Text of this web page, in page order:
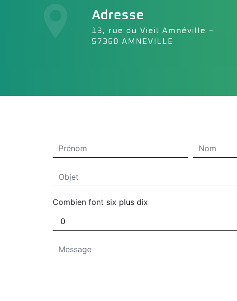
Adresse
13, rue du Vieil Amnéville –
57360 AMNEVILLE
Combien font six plus dix